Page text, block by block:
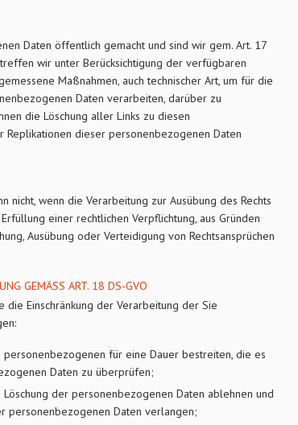
Daten öffentlich gemacht und sind wir gem. Art. 17
wir unter Berücksichtigung der verfügbaren
Maßnahmen, auch technischer Art, um für die
Daten verarbeiten, darüber zu
die Löschung aller Links zu diesen
dieser personenbezogenen Daten
nicht, wenn die Verarbeitung zur Ausübung des Rechts
einer rechtlichen Verpflichtung, aus Gründen
Ausübung oder Verteidigung von Rechtsansprüchen
GEMÄSS ART. 18 DS-GVO
Einschränkung der Verarbeitung der Sie
für eine Dauer bestreiten, die es
Daten zu überprüfen;
der personenbezogenen Daten ablehnen und
personenbezogenen Daten verlangen;